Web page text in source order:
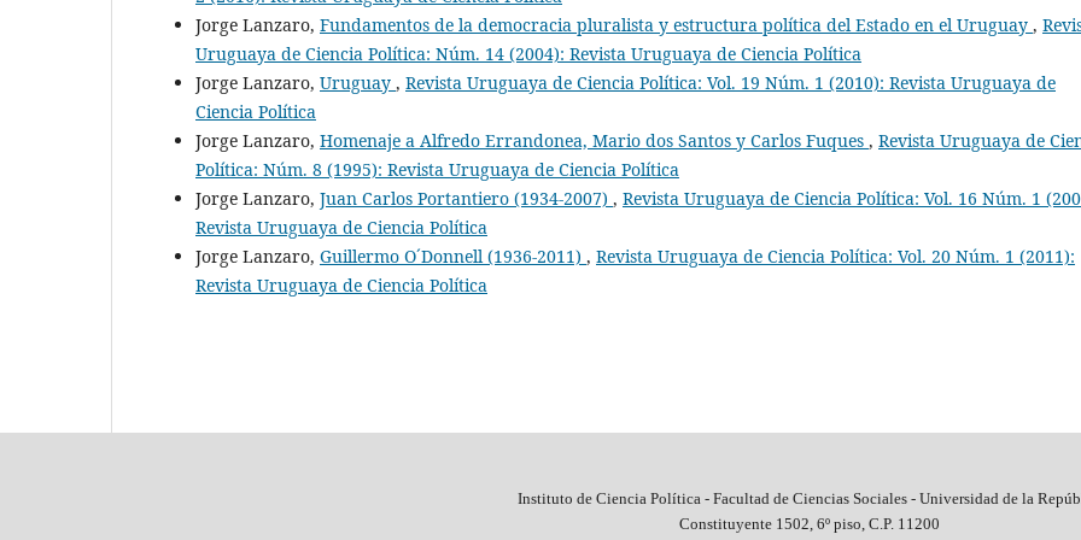
Jorge Lanzaro, Fundamentos de la democracia pluralista y estructura política del Estado en el Uruguay ,
Uruguaya de Ciencia Política: Núm. 14 (2004): Revista Uruguaya de Ciencia Política
Jorge Lanzaro, Uruguay , Revista Uruguaya de Ciencia Política: Vol. 19 Núm. 1 (2010): Revista Uruguaya de
Ciencia Política
Jorge Lanzaro, Homenaje a Alfredo Errandonea, Mario dos Santos y Carlos Fuques , Revista Uruguaya de
Política: Núm. 8 (1995): Revista Uruguaya de Ciencia Política
Jorge Lanzaro, Juan Carlos Portantiero (1934-2007) , Revista Uruguaya de Ciencia Política: Vol. 16 Núm. 1
Revista Uruguaya de Ciencia Política
Jorge Lanzaro, Guillermo O´Donnell (1936-2011) , Revista Uruguaya de Ciencia Política: Vol. 20 Núm. 1 (2011):
Revista Uruguaya de Ciencia Política
Instituto de Ciencia Política - Facultad de Ciencias Sociales - Universidad de la
Constituyente 1502, 6º piso, C.P. 11200